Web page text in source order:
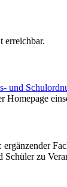
erreichbar.
und
Homepage
zu